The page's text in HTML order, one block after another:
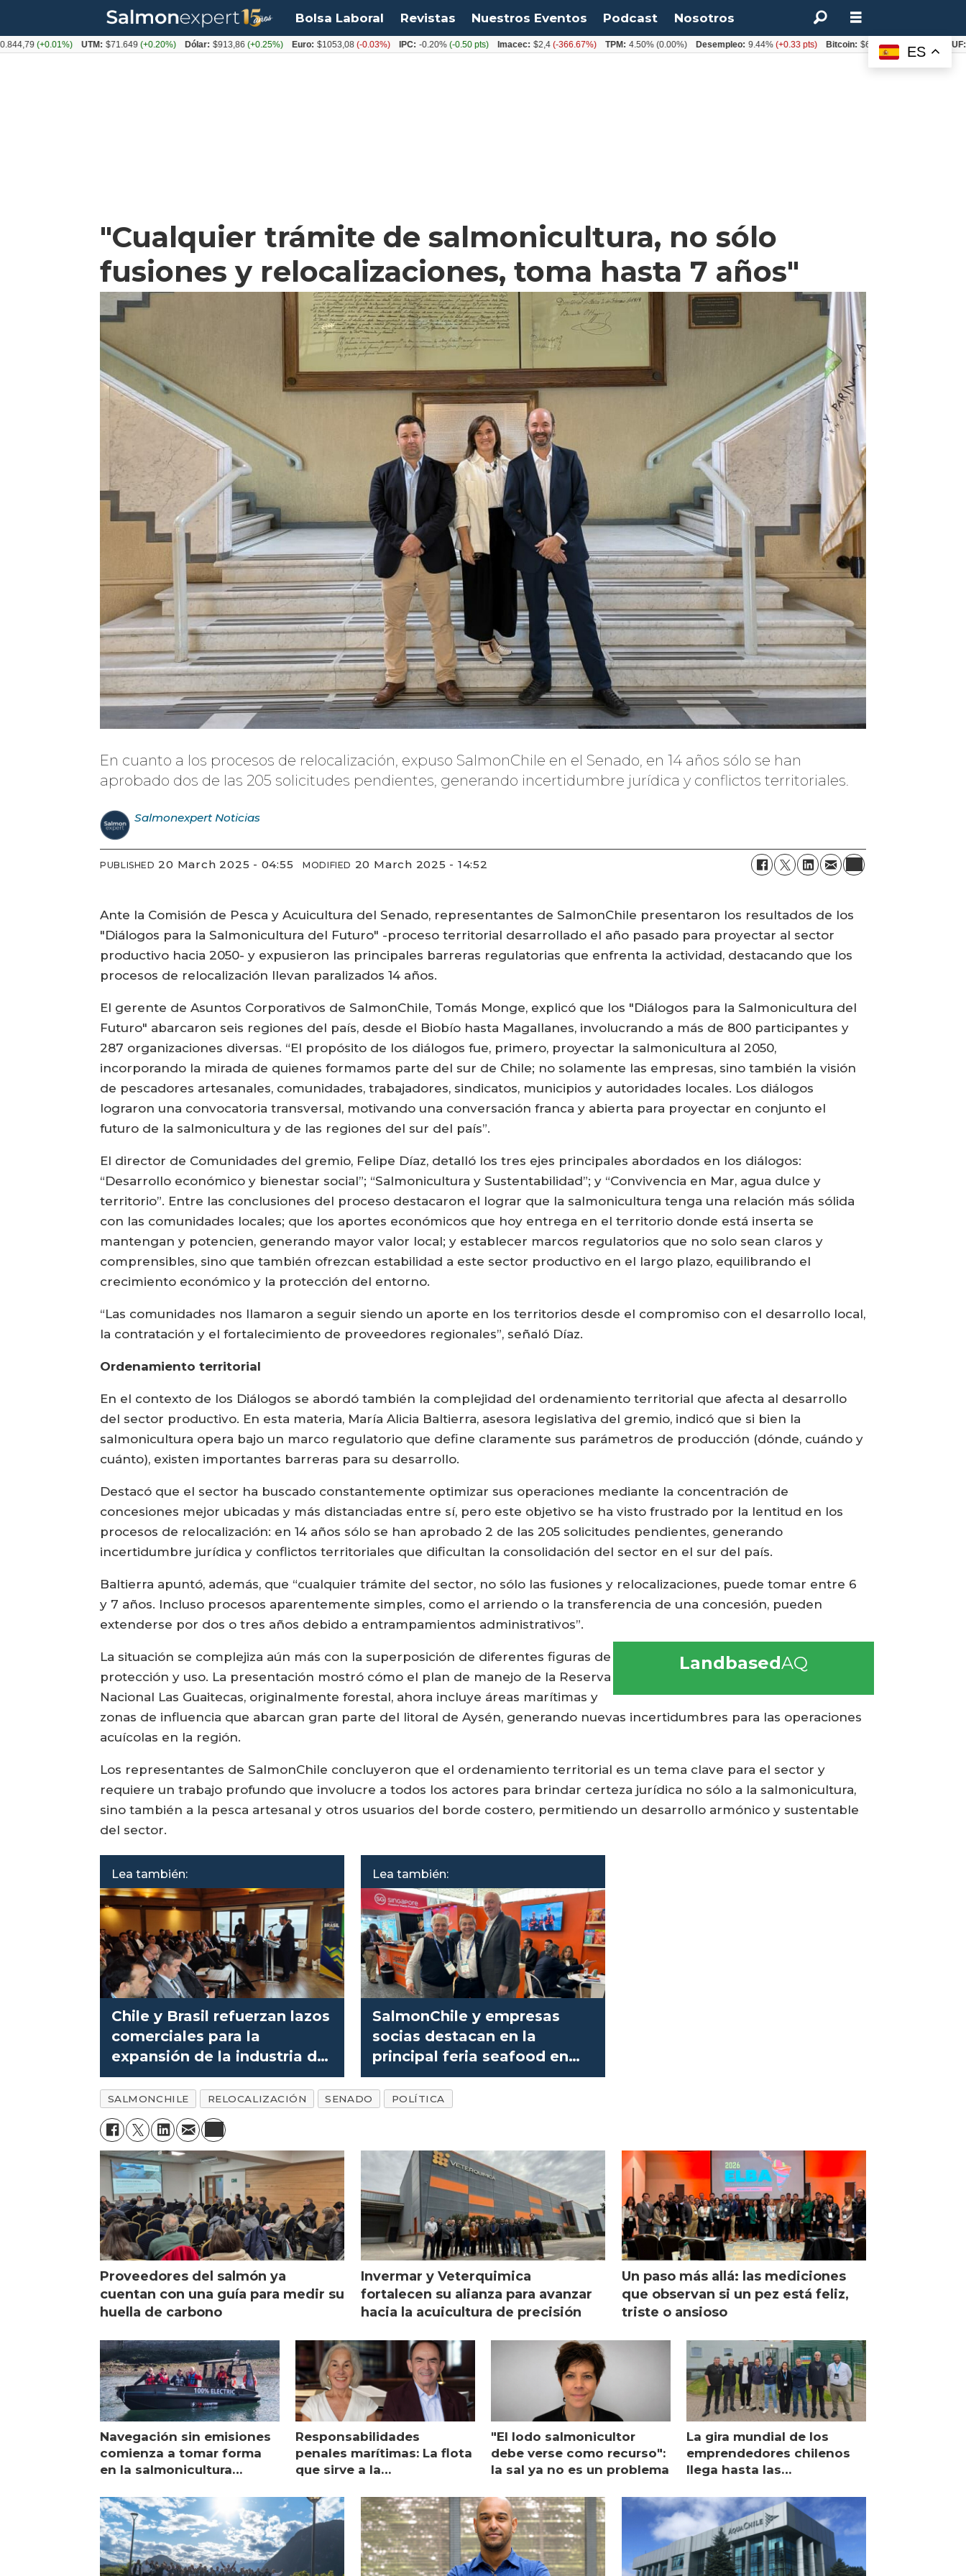
Bolsa Laboral Revistas Nuestros Eventos Podcast Nosotros
"Cualquier trámite de salmonicultura, no sólo
fusiones y relocalizaciones, toma hasta 7 años"
En cuanto a los procesos de relocalización, expuso SalmonChile en el Senado, en 14 años sólo se han
aprobado dos de las 205 solicitudes pendientes, generando incertidumbre jurídica y conflictos territoriales.
Salmonexpert Noticias
PUBLISHED 20 March 2025 - 04:55 MODIFIED 20 March 2025 - 14:52
Ante la Comisión de Pesca y Acuicultura del Senado, representantes de SalmonChile presentaron los resultados de los
"Diálogos para la Salmonicultura del Futuro" -proceso territorial desarrollado el año pasado para proyectar al sector
productivo hacia 2050- y expusieron las principales barreras regulatorias que enfrenta la actividad, destacando que los
procesos de relocalización llevan paralizados 14 años.
El gerente de Asuntos Corporativos de SalmonChile, Tomás Monge, explicó que los "Diálogos para la Salmonicultura del
Futuro" abarcaron seis regiones del país, desde el Biobío hasta Magallanes, involucrando a más de 800 participantes y
287 organizaciones diversas. “El propósito de los diálogos fue, primero, proyectar la salmonicultura al 2050,
incorporando la mirada de quienes formamos parte del sur de Chile; no solamente las empresas, sino también la visión
de pescadores artesanales, comunidades, trabajadores, sindicatos, municipios y autoridades locales. Los diálogos
lograron una convocatoria transversal, motivando una conversación franca y abierta para proyectar en conjunto el
futuro de la salmonicultura y de las regiones del sur del país”.
El director de Comunidades del gremio, Felipe Díaz, detalló los tres ejes principales abordados en los diálogos:
“Desarrollo económico y bienestar social”; “Salmonicultura y Sustentabilidad”; y “Convivencia en Mar, agua dulce y
territorio”. Entre las conclusiones del proceso destacaron el lograr que la salmonicultura tenga una relación más sólida
con las comunidades locales; que los aportes económicos que hoy entrega en el territorio donde está inserta se
mantengan y potencien, generando mayor valor local; y establecer marcos regulatorios que no solo sean claros y
comprensibles, sino que también ofrezcan estabilidad a este sector productivo en el largo plazo, equilibrando el
crecimiento económico y la protección del entorno.
“Las comunidades nos llamaron a seguir siendo un aporte en los territorios desde el compromiso con el desarrollo local,
la contratación y el fortalecimiento de proveedores regionales”, señaló Díaz.
Ordenamiento territorial
En el contexto de los Diálogos se abordó también la complejidad del ordenamiento territorial que afecta al desarrollo
del sector productivo. En esta materia, María Alicia Baltierra, asesora legislativa del gremio, indicó que si bien la
salmonicultura opera bajo un marco regulatorio que define claramente sus parámetros de producción (dónde, cuándo y
cuánto), existen importantes barreras para su desarrollo.
Destacó que el sector ha buscado constantemente optimizar sus operaciones mediante la concentración de
concesiones mejor ubicadas y más distanciadas entre sí, pero este objetivo se ha visto frustrado por la lentitud en los
procesos de relocalización: en 14 años sólo se han aprobado 2 de las 205 solicitudes pendientes, generando
incertidumbre jurídica y conflictos territoriales que dificultan la consolidación del sector en el sur del país.
Baltierra apuntó, además, que “cualquier trámite del sector, no sólo las fusiones y relocalizaciones, puede tomar entre 6
y 7 años. Incluso procesos aparentemente simples, como el arriendo o la transferencia de una concesión, pueden
extenderse por dos o tres años debido a entrampamientos administrativos”.
LandbasedAQ
La situación se complejiza aún más con la superposición de diferentes figuras de
protección y uso. La presentación mostró cómo el plan de manejo de la Reserva
Nacional Las Guaitecas, originalmente forestal, ahora incluye áreas marítimas y
zonas de influencia que abarcan gran parte del litoral de Aysén, generando nuevas incertidumbres para las operaciones
acuícolas en la región.
Los representantes de SalmonChile concluyeron que el ordenamiento territorial es un tema clave para el sector y
requiere un trabajo profundo que involucre a todos los actores para brindar certeza jurídica no sólo a la salmonicultura,
sino también a la pesca artesanal y otros usuarios del borde costero, permitiendo un desarrollo armónico y sustentable
del sector.
Lea también:
Chile y Brasil refuerzan lazos
comerciales para la
expansión de la industria del
salmón
Lea también:
SalmonChile y empresas
socias destacan en la
principal feria seafood en
Estados Unidos
SALMONCHILE RELOCALIZACIÓN SENADO POLÍTICA
Proveedores del salmón ya
cuentan con una guía para medir su
huella de carbono
Invermar y Veterquimica
fortalecen su alianza para avanzar
hacia la acuicultura de precisión
Un paso más allá: las mediciones
que observan si un pez está feliz,
triste o ansioso
Navegación sin emisiones
comienza a tomar forma
en la salmonicultura
Responsabilidades
penales marítimas: La flota
que sirve a la
visión
"El lodo salmonicultor
debe verse como recurso":
la sal ya no es un problema
La gira mundial de los
emprendedores chilenos
llega hasta las
Escocia
ES
(+0.01%) UTM: $71.649(+0.20%) Dólar: $913,86(+0.25%) Euro: $1053,08(-0.03%) IPC: -0.20%(-0.50 pts) Imacec: $2,4(-366.67%) TPM: 4.50%(0.00%) Desempleo: 9.44%(+0.33 pts) Bitcoin: $64.600,08(+2.93%)